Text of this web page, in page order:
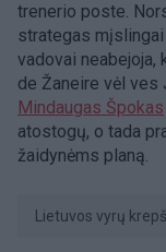
trenerio poste.
strategas
vadovai neabejoja,
de Žaneire vėl ves
Mindaugas Špokas
atostogų, o tada
žaidynėms planą.
Lietuvos vyrų